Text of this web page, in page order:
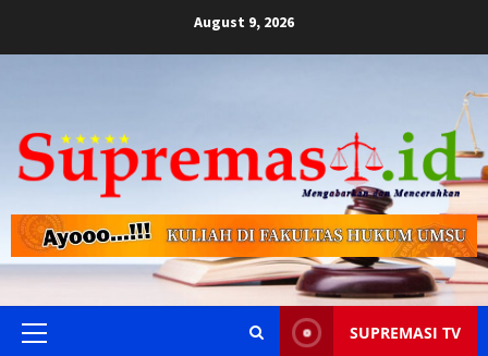
August 9, 2026
Primary
SUPREMASI TV